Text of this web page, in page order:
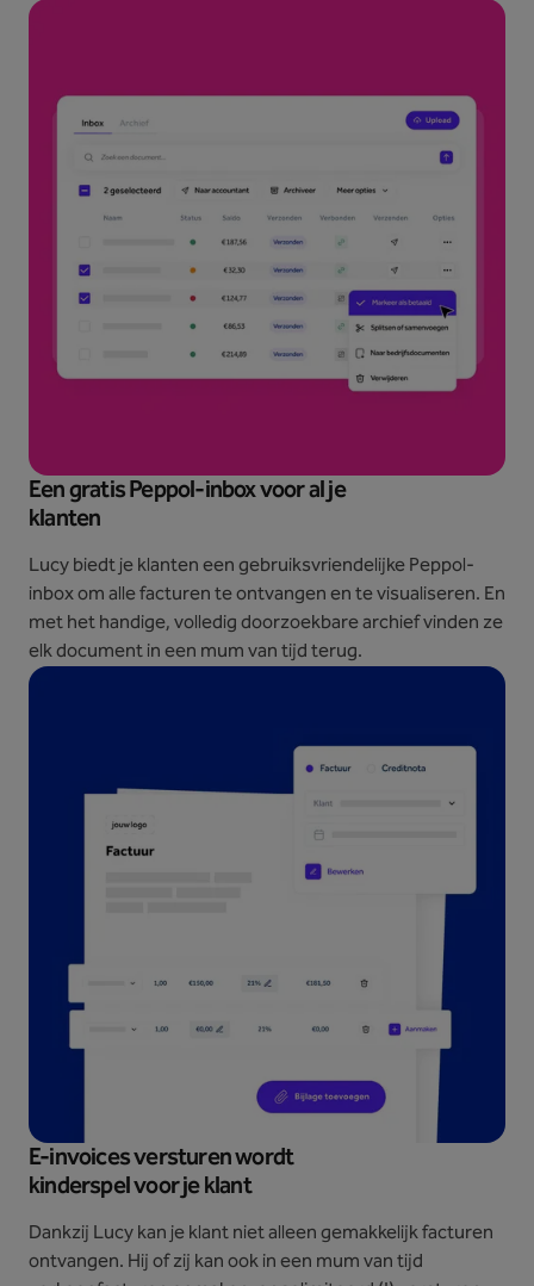
Een gratis Peppol-inbox voor al je
klanten
Lucy biedt je klanten een gebruiksvriendelijke Peppol-
inbox om alle facturen te ontvangen en te visualiseren. En
met het handige, volledig doorzoekbare archief vinden ze
elk document in een mum van tijd terug.
E-invoices versturen wordt
kinderspel voor je klant
Dankzij Lucy kan je klant niet alleen gemakkelijk facturen
ontvangen. Hij of zij kan ook in een mum van tijd